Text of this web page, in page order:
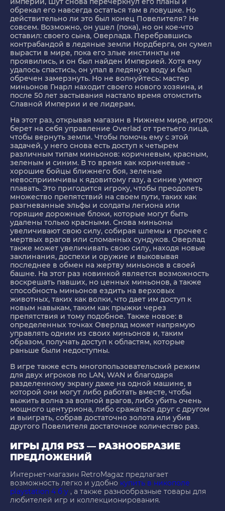
обрекал его навсегда остаться там в ловушке. Но
действительно ли это был конец Повелителя? Не
совсем. Возможно, он ушел (пока), но он кое-что
оставил: своего сына, Оверлада. Перебравшись
контрабандой в ледяные земли Нордберга, он сумел
вырасти в мире, пока его злые инстинкты не
проявились, и он был найден Империей. Хотя ему
удалось спастись, он упал в ледяную воду и был
обречен замерзнуть. Но не волнуйтесь: мастер
миньонов Гнарл находит своего нового хозяина, и
после 50 лет застывания настало время отомстить
Славной Империи и ее лидерам.
На этот раз, открывая магазин в Нижнем мире, игрок
берет на себя управление Overlad от третьего лица,
чтобы вернуть земли. Чтобы помочь ему с этой
задачей, у него снова есть доступ к четырем
различным типам миньонов: коричневым, красным,
зеленым и синим. В то время как коричневые -
хорошие бойцы ближнего боя, зеленые
невосприимчивы к ядовитому газу, а синие умеют
плавать. Это пригодится игроку, чтобы преодолеть
множество препятствий на своем пути, таких как
разгневанные эльфы и солдаты легиона или
горящие дорожные блоки, которые могут быть
удалены только красными. Снова миньоны
увеличивают свою силу, собирая шлемы и прочее с
мертвых врагов или сломанных сундуков. Оверлад
также может увеличивать свою силу, находя новые
заклинания, доспехи и оружие и выковывая
последнее в обмен на жертву миньонов в своей
башне. На этот раз новинкой является возможность
воскрешать павших, но ценных миньонов, а также
способность миньонов ездить на верховых
животных, таких как волки, что дает им доступ к
новым навыкам, таким как прыжки через
препятствия и тому подобное. Также новое: в
определенных точках Оверлад может напрямую
управлять одним из своих миньонов и, таким
образом, получать доступ к областям, которые
раньше были недоступны.
В игре также есть многопользовательский режим
для двух игроков по LAN, WAN и благодаря
разделенному экрану даже на одной машине, в
которой они могут либо работать вместе, чтобы
выжить волна за волной врагов, либо убить очень
мощного центуриона, либо сражаться друг с другом
и выиграть, собрав достаточно золота или убив
другого Повелителя достаточное количество раз.
ИГРЫ ДЛЯ PS3 — РАЗНООБРАЗИЕ
ПРЕДЛОЖЕНИЙ
Интернет-магазин RetroMagaz предлагает
возможность легко и удобно купить в никополе
playstation 4 б у , а также разнообразные товары для
любителей игр и коллекционирования.